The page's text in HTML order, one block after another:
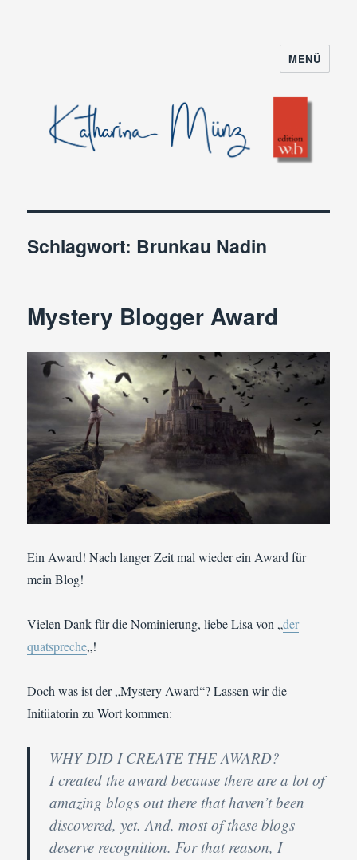
MENÜ
Schlagwort: Brunkau Nadin
Mystery Blogger Award
Ein Award! Nach langer Zeit mal wieder ein Award für
mein Blog!
Vielen Dank für die Nominierung, liebe Lisa von „der
quatspreche„!
Doch was ist der „Mystery Award“? Lassen wir die
Initiiatorin zu Wort kommen:
WHY DID I CREATE THE AWARD?
I created the award because there are a lot of
amazing blogs out there that haven’t been
discovered, yet. And, most of these blogs
deserve recognition. For that reason, I